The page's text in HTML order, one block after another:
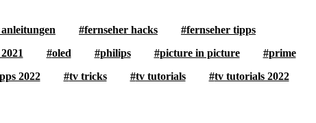
fernseher hacks
fernseher tipps
oled philips picture in picture
prime
2022 tv tricks tv tutorials
tv tutorials 2022